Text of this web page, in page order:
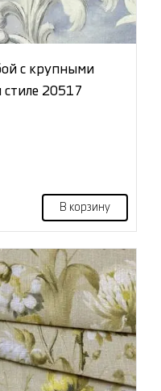
с крупными
стиле 20517
В корзину